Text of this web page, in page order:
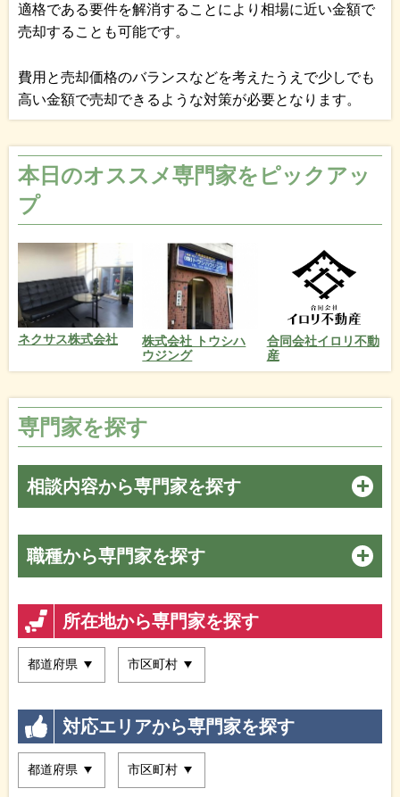
適格である要件を解消することにより相場に近い金額で
売却することも可能です。
費用と売却価格のバランスなどを考えたうえで少しでも
高い金額で売却できるような対策が必要となります。
本日のオススメ専門家をピックアッ
プ
ネクサス株式会社
株式会社 トウシハ
ウジング
合同会社イロリ不動
産
専門家を探す
相談内容から専門家を探す
職種から専門家を探す
所在地から専門家を探す
対応エリアから専門家を探す